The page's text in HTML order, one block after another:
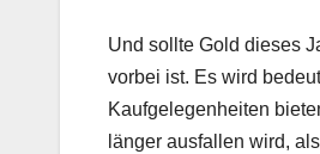
Und sollte Gold dieses
vorbei ist. Es wird
Kaufgelegenheiten
länger ausfallen wird,